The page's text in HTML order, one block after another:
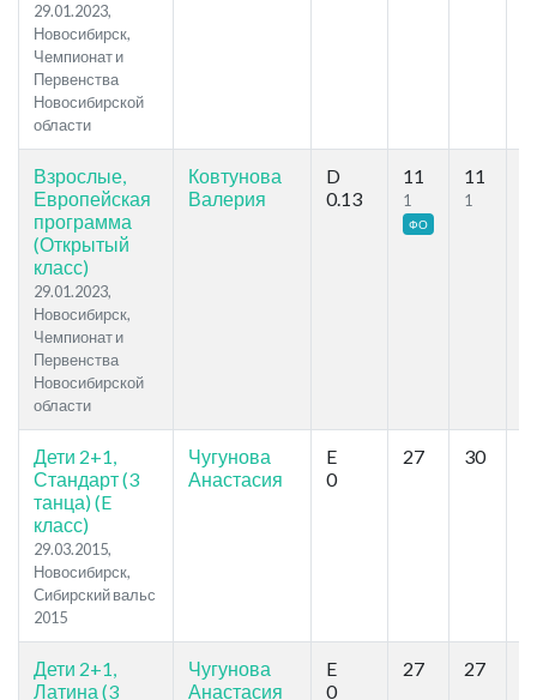
29.01.2023,
Новосибирск,
Чемпионат и
Первенства
Новосибирской
области
Взрослые,
Европейская
программа
(Открытый
класс)
29.01.2023,
Новосибирск,
Чемпионат и
Первенства
Новосибирской
области
Ковтунова
Валерия
D
0.13
11
1
ФО
11
1
Дети 2+1,
Стандарт (3
танца) (E
класс)
29.03.2015,
Новосибирск,
Сибирский вальс
2015
Чугунова
Анастасия
E
0
27 30
Дети 2+1,
Латина (3
Чугунова
Анастасия
E
0
27 27